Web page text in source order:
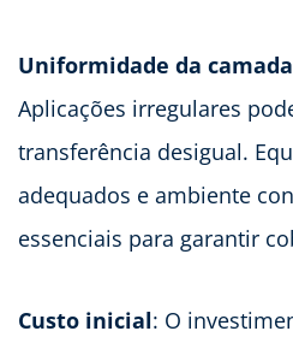
Uniformidade da
Aplicações irregulares
transferência desigual.
adequados e ambiente
essenciais para garantir
Custo inicial: O